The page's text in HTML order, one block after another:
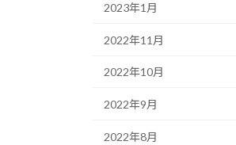
2023年1月
2022年11月
2022年10月
2022年9月
2022年8月